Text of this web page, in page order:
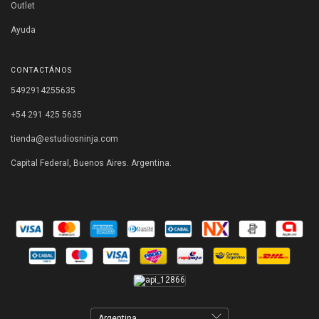
Outlet
Ayuda
CONTACTÁNOS
5492914255635
+54 291 425 5635
tienda@estudiosninja.com
Capital Federal, Buenos Aires. Argentina.